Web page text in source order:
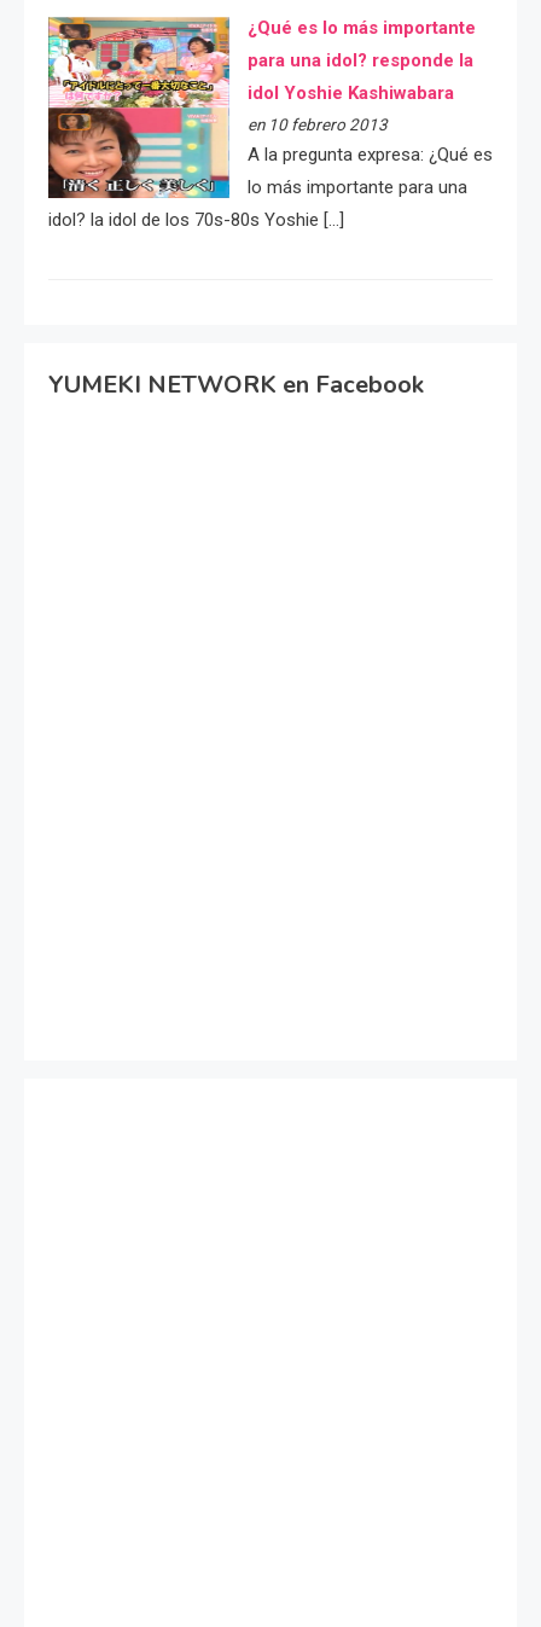
¿Qué es lo más importante
para una idol? responde la
idol Yoshie Kashiwabara
en 10 febrero 2013
A la pregunta expresa: ¿Qué es
lo más importante para una
idol? la idol de los 70s-80s Yoshie […]
YUMEKI NETWORK en Facebook